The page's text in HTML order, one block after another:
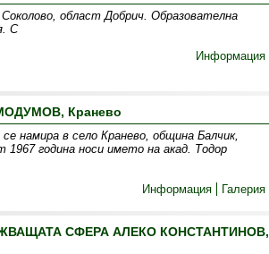
област Добрич. Образователна
С
Информация
Кранево
намира в село Кранево, община Балчик,
година носи името на акад. Тодор
Информация
Галерия
СФЕРА АЛЕКО КОНСТАНТИНОВ,